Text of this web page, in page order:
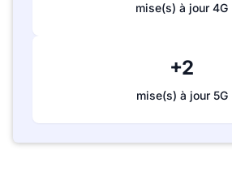
mise(s) à jour 4G
+2
mise(s) à jour 5G